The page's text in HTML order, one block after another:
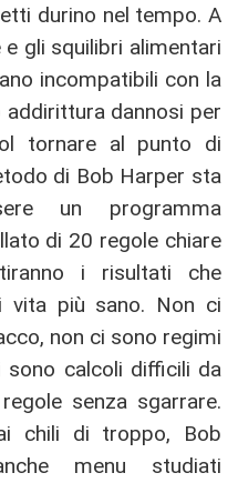
durino nel tempo. A
gli squilibri alimentari
incompatibili con la
dannosi per
tornare al punto di
di Bob Harper sta
un programma
di 20 regole chiare
i risultati che
vita più sano. Non ci
non ci sono regimi
sono calcoli difficili da
senza sgarrare.
chili di troppo, Bob
menu studiati